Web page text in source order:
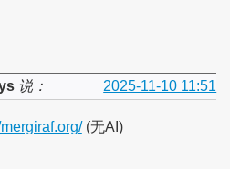
说： 2025-11-10 11:51
(无AI)